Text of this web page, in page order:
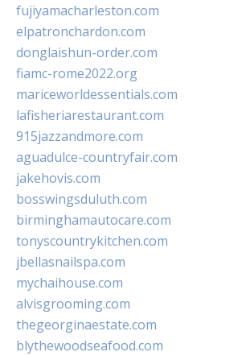
fujiyamacharleston.com
elpatronchardon.com
donglaishun-order.com
fiamc-rome2022.org
mariceworldessentials.com
lafisheriarestaurant.com
915jazzandmore.com
aguadulce-countryfair.com
jakehovis.com
bosswingsduluth.com
birminghamautocare.com
tonyscountrykitchen.com
jbellasnailspa.com
mychaihouse.com
alvisgrooming.com
thegeorginaestate.com
blythewoodseafood.com